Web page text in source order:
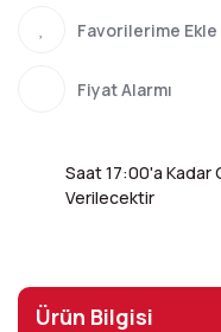
Fiyat Alarmı
Saat 17:00'a Kadar
Verilecektir
Ürün Bilgisi